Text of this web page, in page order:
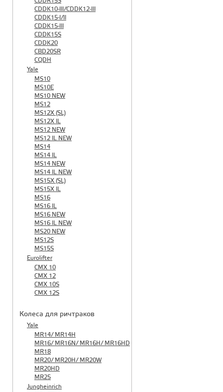
CDDK10-III/CDDK12-III
CDDK15-I/II
CDDK15-III
CDDK15S
CDDK20
CBD20SR
CQDH
Yale
MS10
MS10E
MS10 NEW
MS12
MS12X (SL)
MS12X IL
MS12 NEW
MS12 IL NEW
MS14
MS14 IL
MS14 NEW
MS14 IL NEW
MS15X (SL)
MS15X IL
MS16
MS16 IL
MS16 NEW
MS16 IL NEW
MS20 NEW
MS12S
MS15S
Eurolifter
CMX 10
CMX 12
CMX 10S
CMX 12S
Колеса для ричтраков
Yale
MR14/ MR14H
MR16/ MR16N/ MR16H/ MR16HD
MR18
MR20/ MR20H/ MR20W
MR20HD
MR25
Jungheinrich